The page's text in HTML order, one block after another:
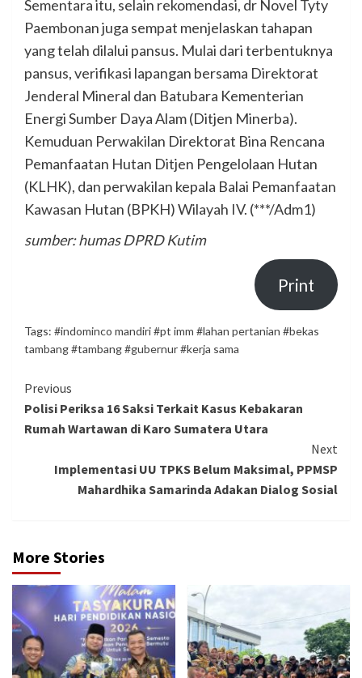
Sementara itu, selain rekomendasi, dr Novel Tyty
Paembonan juga sempat menjelaskan tahapan
yang telah dilalui pansus. Mulai dari terbentuknya
pansus, verifikasi lapangan bersama Direktorat
Jenderal Mineral dan Batubara Kementerian
Energi Sumber Daya Alam (Ditjen Minerba).
Kemuduan Perwakilan Direktorat Bina Rencana
Pemanfaatan Hutan Ditjen Pengelolaan Hutan
(KLHK), dan perwakilan kepala Balai Pemanfaatan
Kawasan Hutan (BPKH) Wilayah IV. (***/Adm1)
sumber: humas DPRD Kutim
Print
Tags: #indominco mandiri #pt imm #lahan pertanian #bekas
tambang #tambang #gubernur #kerja sama
Continue
Reading
Previous
Polisi Periksa 16 Saksi Terkait Kasus Kebakaran
Rumah Wartawan di Karo Sumatera Utara
Next
Implementasi UU TPKS Belum Maksimal, PPMSP
Mahardhika Samarinda Adakan Dialog Sosial
More Stories